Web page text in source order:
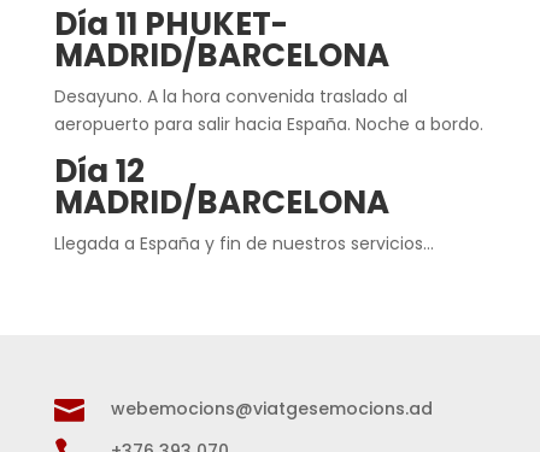
Día 11 PHUKET-
MADRID/BARCELONA
Desayuno. A la hora convenida traslado al
aeropuerto para salir hacia España. Noche a bordo.
Día 12
MADRID/BARCELONA
Llegada a España y fin de nuestros servicios…
 webemocions@viatgesemocions.ad